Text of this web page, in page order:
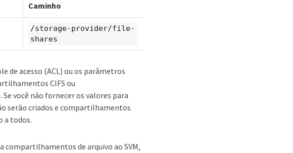
Caminho
/storage-provider/file-
shares
de acesso (ACL) ou os parâmetros
CIFS ou
você não fornecer os valores para
serão criados e compartilhamentos
a todos.
compartilhamentos de arquivo ao SVM,